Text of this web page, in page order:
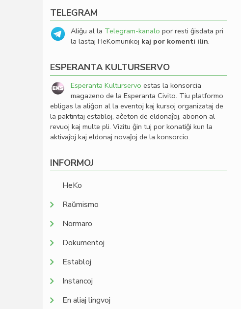
TELEGRAM
Aliĝu al la Telegram-kanalo por resti ĝisdata pri
la lastaj HeKomunikoj kaj por komenti ilin.
ESPERANTA KULTURSERVO
Esperanta Kulturservo estas la konsorcia
magazeno de la Esperanta Civito. Tiu platformo
ebligas la aliĝon al la eventoj kaj kursoj organizataj de
la paktintaj establoj, aĉeton de eldonaĵoj, abonon al
revuoj kaj multe pli. Vizitu ĝin tuj por konatiĝi kun la
aktivaĵoj kaj eldonaj novaĵoj de la konsorcio.
INFORMOJ
HeKo
Raŭmismo
Normaro
Dokumentoj
Establoj
Instancoj
En aliaj lingvoj